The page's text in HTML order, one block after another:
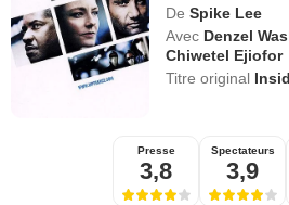
De Spike Lee
Avec Denzel
Chiwetel Ejiofor
Titre original
Presse
3,8
Spectateurs
3,9